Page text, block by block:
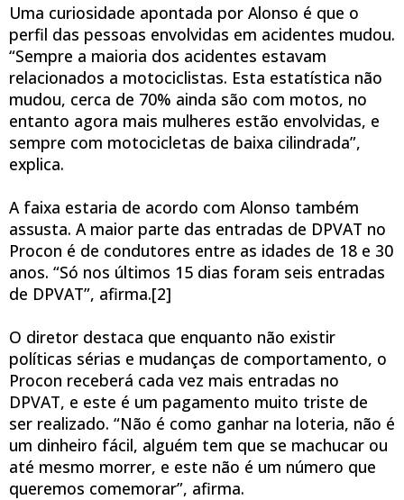
Uma curiosidade apontada por Alonso é que o
perfil das pessoas envolvidas em acidentes mudou.
“Sempre a maioria dos acidentes estavam
relacionados a motociclistas. Esta estatística não
mudou, cerca de 70% ainda são com motos, no
entanto agora mais mulheres estão envolvidas, e
sempre com motocicletas de baixa cilindrada”,
explica.
A faixa estaria de acordo com Alonso também
assusta. A maior parte das entradas de DPVAT no
Procon é de condutores entre as idades de 18 e 30
anos. “Só nos últimos 15 dias foram seis entradas
de DPVAT”, afirma.[2]
O diretor destaca que enquanto não existir
políticas sérias e mudanças de comportamento, o
Procon receberá cada vez mais entradas no
DPVAT, e este é um pagamento muito triste de
ser realizado. “Não é como ganhar na loteria, não é
um dinheiro fácil, alguém tem que se machucar ou
até mesmo morrer, e este não é um número que
queremos comemorar”, afirma.